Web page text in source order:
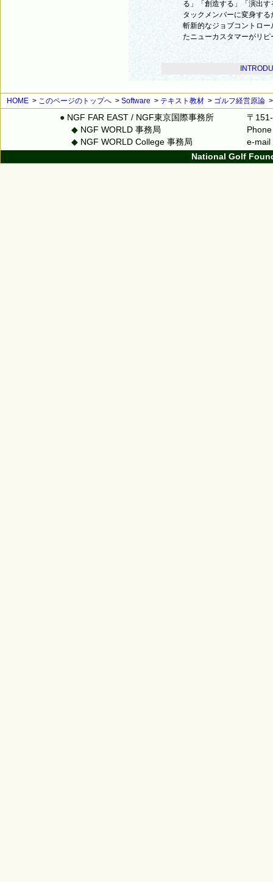
る」「創造する」「演出
タックメンバーに変身する
斬新的なジョブコントロ
たニューカスタマーがリ
HOME > このページのトップへ > Software > テキスト教材 > ゴルフ経営原論
● NGF FAR EAST / NGF東京国際事務所
〒
◆ NGF WORLD 事務局
◆ NGF WORLD College 事務局
e-
National Golf